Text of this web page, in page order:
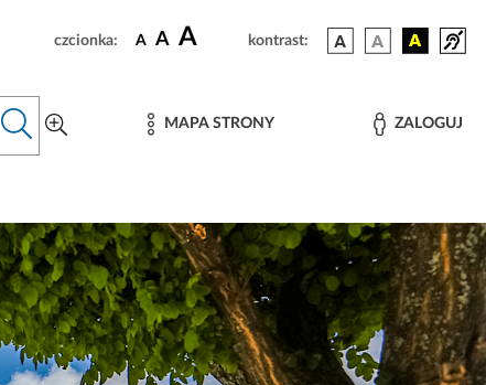
czcionka: A A A kontrast:
MAPA STRONY ZALOGUJ